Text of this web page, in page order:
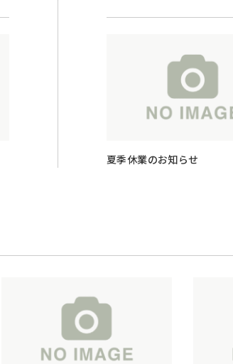
夏季休業のお知らせ